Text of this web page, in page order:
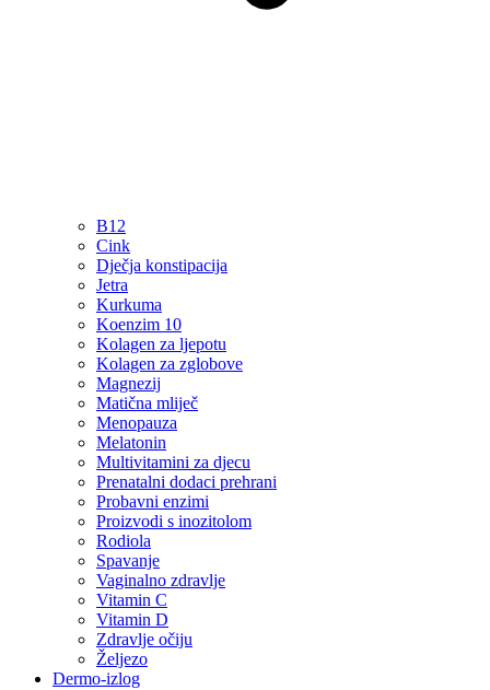
B12
Cink
Dječja konstipacija
Jetra
Kurkuma
Koenzim 10
Kolagen za ljepotu
Kolagen za zglobove
Magnezij
Matična mliječ
Menopauza
Melatonin
Multivitamini za djecu
Prenatalni dodaci prehrani
Probavni enzimi
Proizvodi s inozitolom
Rodiola
Spavanje
Vaginalno zdravlje
Vitamin C
Vitamin D
Zdravlje očiju
Željezo
Dermo-izlog